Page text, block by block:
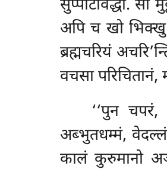
सुप्पटिविद्धा.
अपि च खो भिक्खु
ब्रह्मचरियं
वचसा परिचितानं,
‘‘पुन
अब्भुतधम्मं, वेदल्लं.
कालं कुरुमानो